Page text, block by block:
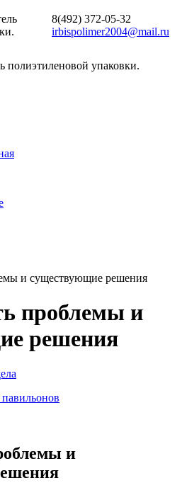
8(492) 372-05-32
irbispolimer2004@mail.ru
полиэтиленовой упаковки.
и существующие решения
проблемы и
решения
и